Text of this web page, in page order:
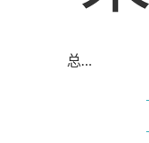
总…